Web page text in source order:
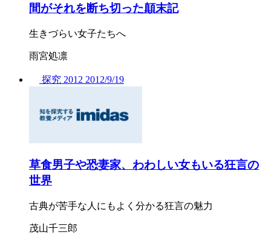
間がそれを断ち切った顛末記
生きづらい女子たちへ
雨宮処凛
探究 2012 2012/9/19
草食男子や恐妻家、わわしい女もいる狂言の
世界
古典が苦手な人にもよく分かる狂言の魅力
茂山千三郎